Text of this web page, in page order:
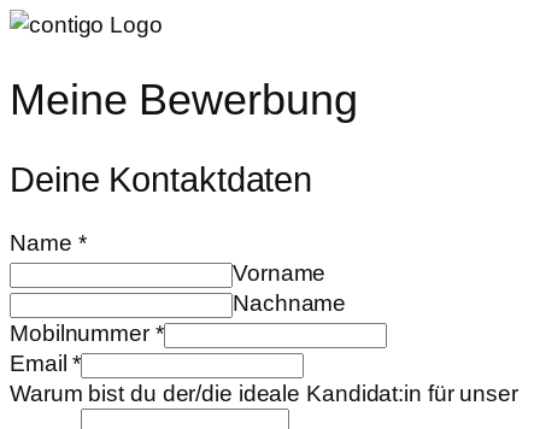
Meine Bewerbung
Deine Kontaktdaten
Name *
Vorname
Nachname
Mobilnummer *
Email*
Warum bist du der/die ideale Kandidat:in für unser